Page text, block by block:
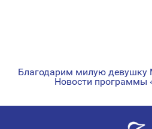
НАВИГАЦИЯ
Благодарим милую девушку
Новости программы